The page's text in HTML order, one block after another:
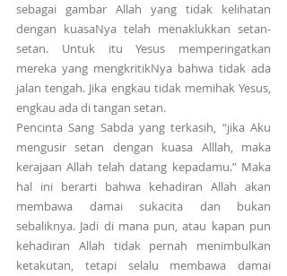
sebagai gambar Allah yang tidak kelihatan
dengan kuasaNya telah menaklukkan setan-
setan. Untuk itu Yesus memperingatkan
mereka yang mengkritikNya bahwa tidak ada
jalan tengah. Jika engkau tidak memihak Yesus,
engkau ada di tangan setan.
Pencinta Sang Sabda yang terkasih, “jika Aku
mengusir setan dengan kuasa Alllah, maka
kerajaan Allah telah datang kepadamu.” Maka
hal ini berarti bahwa kehadiran Allah akan
membawa damai sukacita dan bukan
sebaliknya. Jadi di mana pun, atau kapan pun
kehadiran Allah tidak pernah menimbulkan
ketakutan, tetapi selalu membawa damai